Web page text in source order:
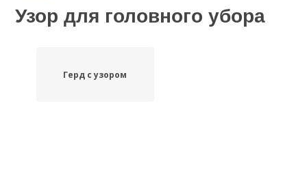
Узор для головного убора
Герд с узором